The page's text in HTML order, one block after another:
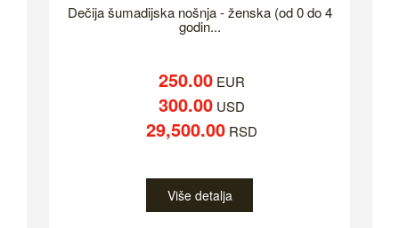
Dečija šumadijska nošnja - ženska (od 0 do 4
godin...
250.00 EUR
300.00 USD
29,500.00 RSD
Više detalja